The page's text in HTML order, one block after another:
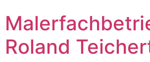
Inhalt
wechseln
Roland Teichert